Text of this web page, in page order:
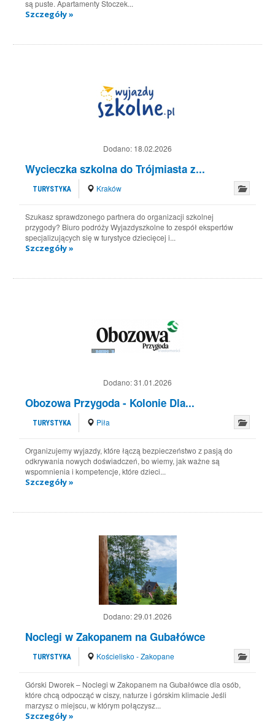
są puste. Apartamenty Stoczek...
Szczegóły »
Dodano: 18.02.2026
Wycieczka szkolna do Trójmiasta z...
TURYSTYKA Kraków
Szukasz sprawdzonego partnera do organizacji szkolnej
przygody? Biuro podróży Wyjazdyszkolne to zespół ekspertów
specjalizujących się w turystyce dziecięcej i...
Szczegóły »
Dodano:31.01.2026
Obozowa Przygoda - Kolonie Dla...
TURYSTYKA Piła
Organizujemy wyjazdy, które łączą bezpieczeństwo z pasją do
odkrywania nowych doświadczeń, bo wiemy, jak ważne są
wspomnienia i kompetencje, które dzieci...
Szczegóły »
Dodano:29.01.2026
Noclegi w Zakopanem na Gubałówce
TURYSTYKA Kościelisko - Zakopane
Górski Dworek – Noclegi w Zakopanem na Gubałówce dla osób,
które chcą odpocząć w ciszy, naturze i górskim klimacie Jeśli
marzysz o miejscu, w którym połączysz...
Szczegóły »